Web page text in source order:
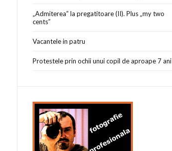
„Admiterea” la pregatitoare (II). Plus „my two
cents”
Vacantele in patru
Protestele prin ochii unui copil de aproape 7 ani